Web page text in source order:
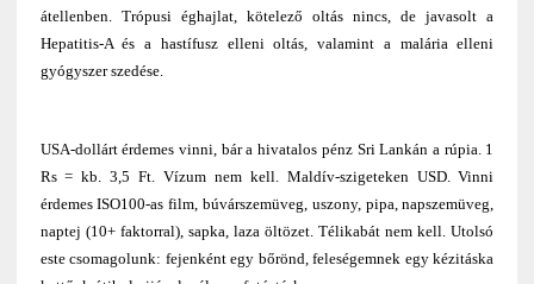
átellenben. Trópusi éghajlat, kötelező oltás nincs, de javasolt a
Hepatitis-A és a hastífusz elleni oltás, valamint a malária elleni
gyógyszer szedése.
USA-dollárt érdemes vinni, bár a hivatalos pénz Sri Lankán a rúpia. 1
Rs = kb. 3,5 Ft. Vízum nem kell. Maldív-szigeteken USD. Vinni
érdemes ISO100-as film, búvárszemüveg, uszony, pipa, napszemüveg,
naptej (10+ faktorral), sapka, laza öltözet. Télikabát nem kell. Utolsó
este csomagolunk: fejenként egy bőrönd, feleségemnek egy kézitáska